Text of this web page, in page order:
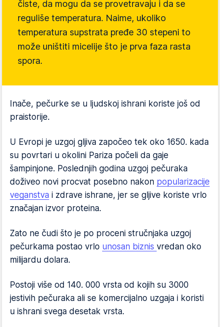
čiste, da mogu da se provetravaju i da se
reguliše temperatura. Naime, ukoliko
temperatura supstrata pređe 30 stepeni to
može uništiti micelije što je prva faza rasta
spora.
Inače, pečurke se u ljudskoj ishrani koriste još od
praistorije.
U Evropi je uzgoj gljiva započeo tek oko 1650. kada
su povrtari u okolini Pariza počeli da gaje
šampinjone. Poslednjih godina uzgoj pečuraka
doživeo novi procvat posebno nakon popularizacije
veganstva i zdrave ishrane, jer se gljive koriste vrlo
značajan izvor proteina.
Zato ne čudi što je po proceni stručnjaka uzgoj
pečurkama postao vrlo unosan biznis vredan oko
milijardu dolara.
Postoji više od 140. 000 vrsta od kojih su 3000
jestivih pečuraka ali se komercijalno uzgaja i koristi
u ishrani svega desetak vrsta.